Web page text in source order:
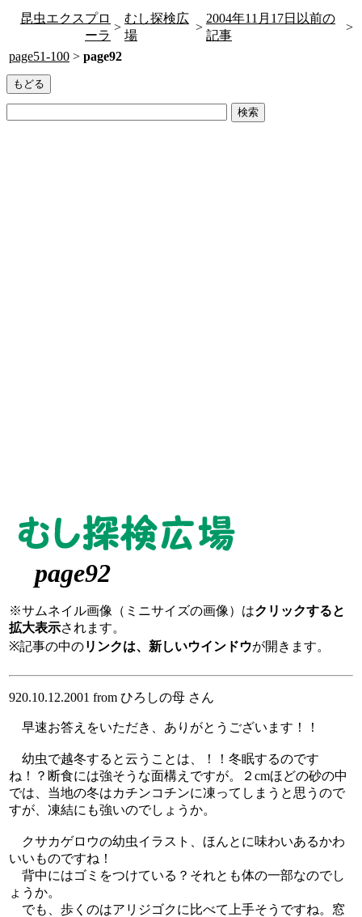
昆虫エクスプロ
ーラ
>
むし探検広
場
>
2004年11月17日以前の
記事
>
page51-100 > page92
page92
※サムネイル画像（ミニサイズの画像）はクリックすると
拡大表示されます。
※記事の中のリンクは、新しいウインドウが開きます。
920.10.12.2001 from ひろしの母 さん
早速お答えをいただき、ありがとうございます！！
幼虫で越冬すると云うことは、！！冬眠するのです
ね！？断食には強そうな面構えですが。２cmほどの砂の中
では、当地の冬はカチンコチンに凍ってしまうと思うので
すが、凍結にも強いのでしょうか。
クサカゲロウの幼虫イラスト、ほんとに味わいあるかわ
いいものですね！
背中にはゴミをつけている？それとも体の一部なのでし
ょうか。
でも、歩くのはアリジゴクに比べて上手そうですね。窓